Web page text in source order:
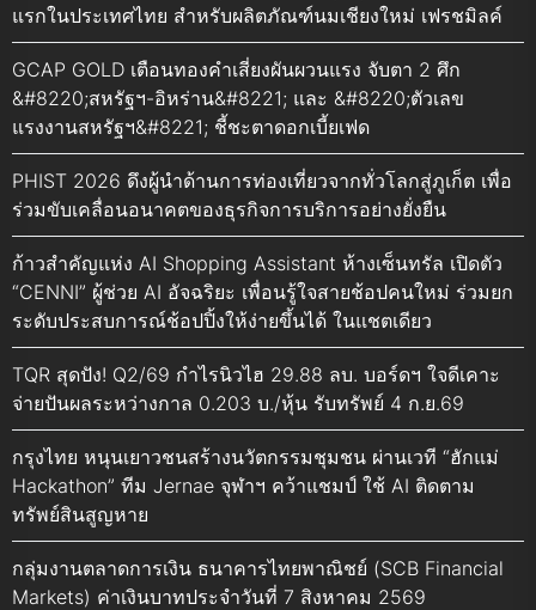
แรกในประเทศไทย สำหรับผลิตภัณฑ์นมเชียงใหม่ เฟรชมิลค์
GCAP GOLD เตือนทองคำเสี่ยงผันผวนแรง จับตา 2 ศึก
&#8220;สหรัฐฯ-อิหร่าน&#8221; และ &#8220;ตัวเลข
แรงงานสหรัฐฯ&#8221; ชี้ชะตาดอกเบี้ยเฟด
PHIST 2026 ดึงผู้นำด้านการท่องเที่ยวจากทั่วโลกสู่ภูเก็ต เพื่อ
ร่วมขับเคลื่อนอนาคตของธุรกิจการบริการอย่างยั่งยืน
ก้าวสำคัญแห่ง AI Shopping Assistant ห้างเซ็นทรัล เปิดตัว
“CENNI” ผู้ช่วย AI อัจฉริยะ เพื่อนรู้ใจสายช้อปคนใหม่ ร่วมยก
ระดับประสบการณ์ช้อปปิ้งให้ง่ายขึ้นได้ ในแชตเดียว
TQR สุดปัง! Q2/69 กำไรนิวไฮ 29.88 ลบ. บอร์ดฯ ใจดีเคาะ
จ่ายปันผลระหว่างกาล 0.203 บ./หุ้น รับทรัพย์ 4 ก.ย.69
กรุงไทย หนุนเยาวชนสร้างนวัตกรรมชุมชน ผ่านเวที “ฮักแม่
Hackathon” ทีม Jernae จุฬาฯ คว้าแชมป์ ใช้ AI ติดตาม
ทรัพย์สินสูญหาย
กลุ่มงานตลาดการเงิน ธนาคารไทยพาณิชย์ (SCB Financial
Markets) ค่าเงินบาทประจำวันที่ 7 สิงหาคม 2569